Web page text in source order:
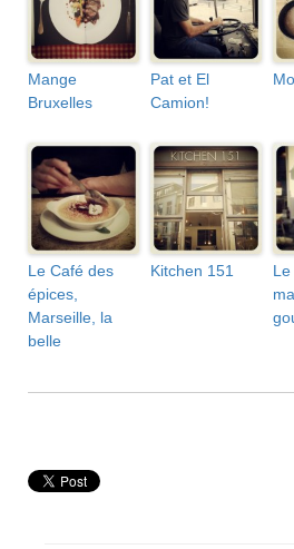
Mange
Bruxelles
Pat et El
Camion!
Le Café des
épices,
Marseille, la
belle
Kitchen 151
Le